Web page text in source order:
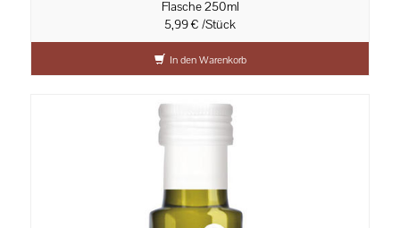
Flasche 250ml
5,99 € /Stück
In den Warenkorb